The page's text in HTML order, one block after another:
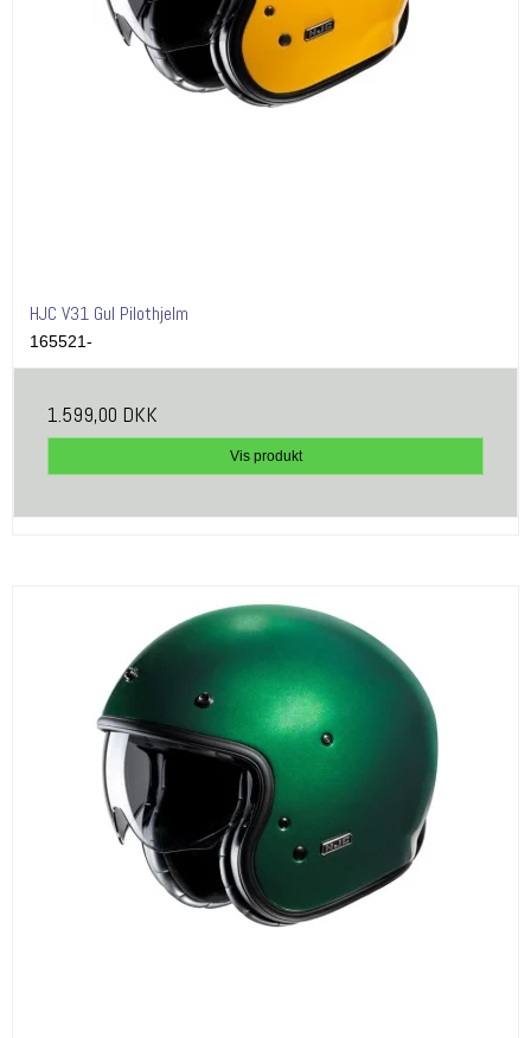
HJC V31 Gul Pilothjelm
165521-
1.599,00 DKK
Vis produkt